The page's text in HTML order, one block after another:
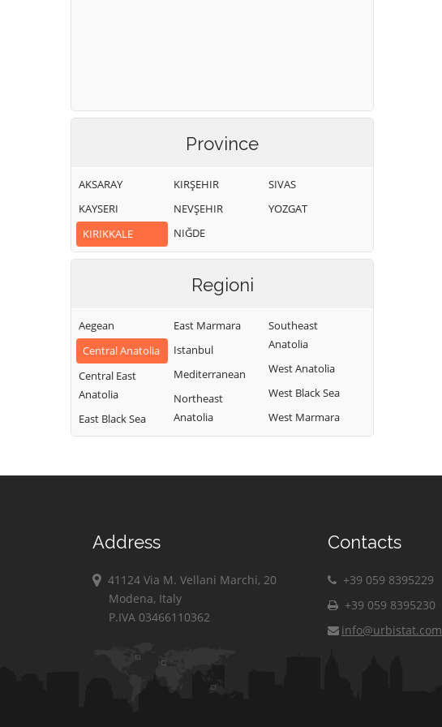
Province
AKSARAY
KAYSERI
KIRIKKALE
KIRŞEHIR
NEVŞEHIR
NIĞDE
SIVAS
YOZGAT
Regioni
Aegean
Central Anatolia
Central East
Anatolia
East Black Sea
East Marmara
Istanbul
Mediterranean
Northeast
Anatolia
Southeast
Anatolia
West Anatolia
West Black Sea
West Marmara
Address
41124 Via M. Vellani Marchi, 20
Modena, Italy
P.IVA 03466110362
Contacts
+39 059 8395229
+39 059 8395230
info@urbistat.com